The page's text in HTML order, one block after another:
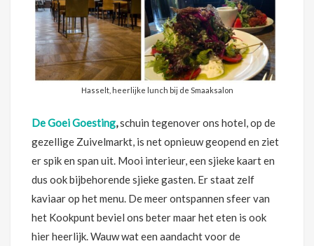
Hasselt, heerlijke lunch bij de Smaaksalon
De Goei Goesting,schuin tegenover ons hotel, op de
gezellige Zuivelmarkt, is net opnieuw geopend en ziet
er spik en span uit. Mooi interieur, een sjieke kaart en
dus ook bijbehorende sjieke gasten. Er staat zelf
kaviaar op het menu. De meer ontspannen sfeer van
het Kookpunt beviel ons beter maar het eten is ook
hier heerlijk. Wauw wat een aandacht voor de